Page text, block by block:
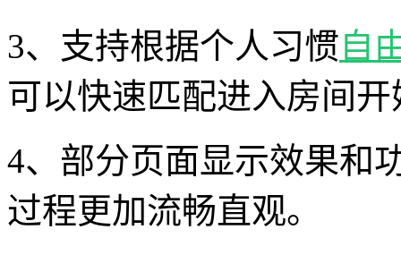
3、支持根据个人习惯自
可以快速匹配进入房间
4、部分页面显示效果和
过程更加流畅直观。